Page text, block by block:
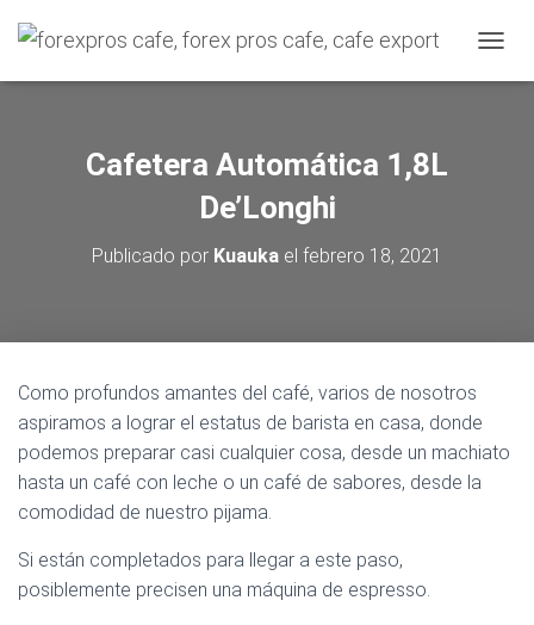
A
G
Cafetera Automática 1,8L
De’Longhi
Publicado por Kuauka el febrero 18, 2021
Como profundos amantes del café, varios de nosotros
aspiramos a lograr el estatus de barista en casa, donde
podemos preparar casi cualquier cosa, desde un machiato
hasta un café con leche o un café de sabores, desde la
comodidad de nuestro pijama.
Si están completados para llegar a este paso,
posiblemente precisen una máquina de espresso.